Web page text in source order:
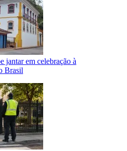
jantar em celebração à
Brasil